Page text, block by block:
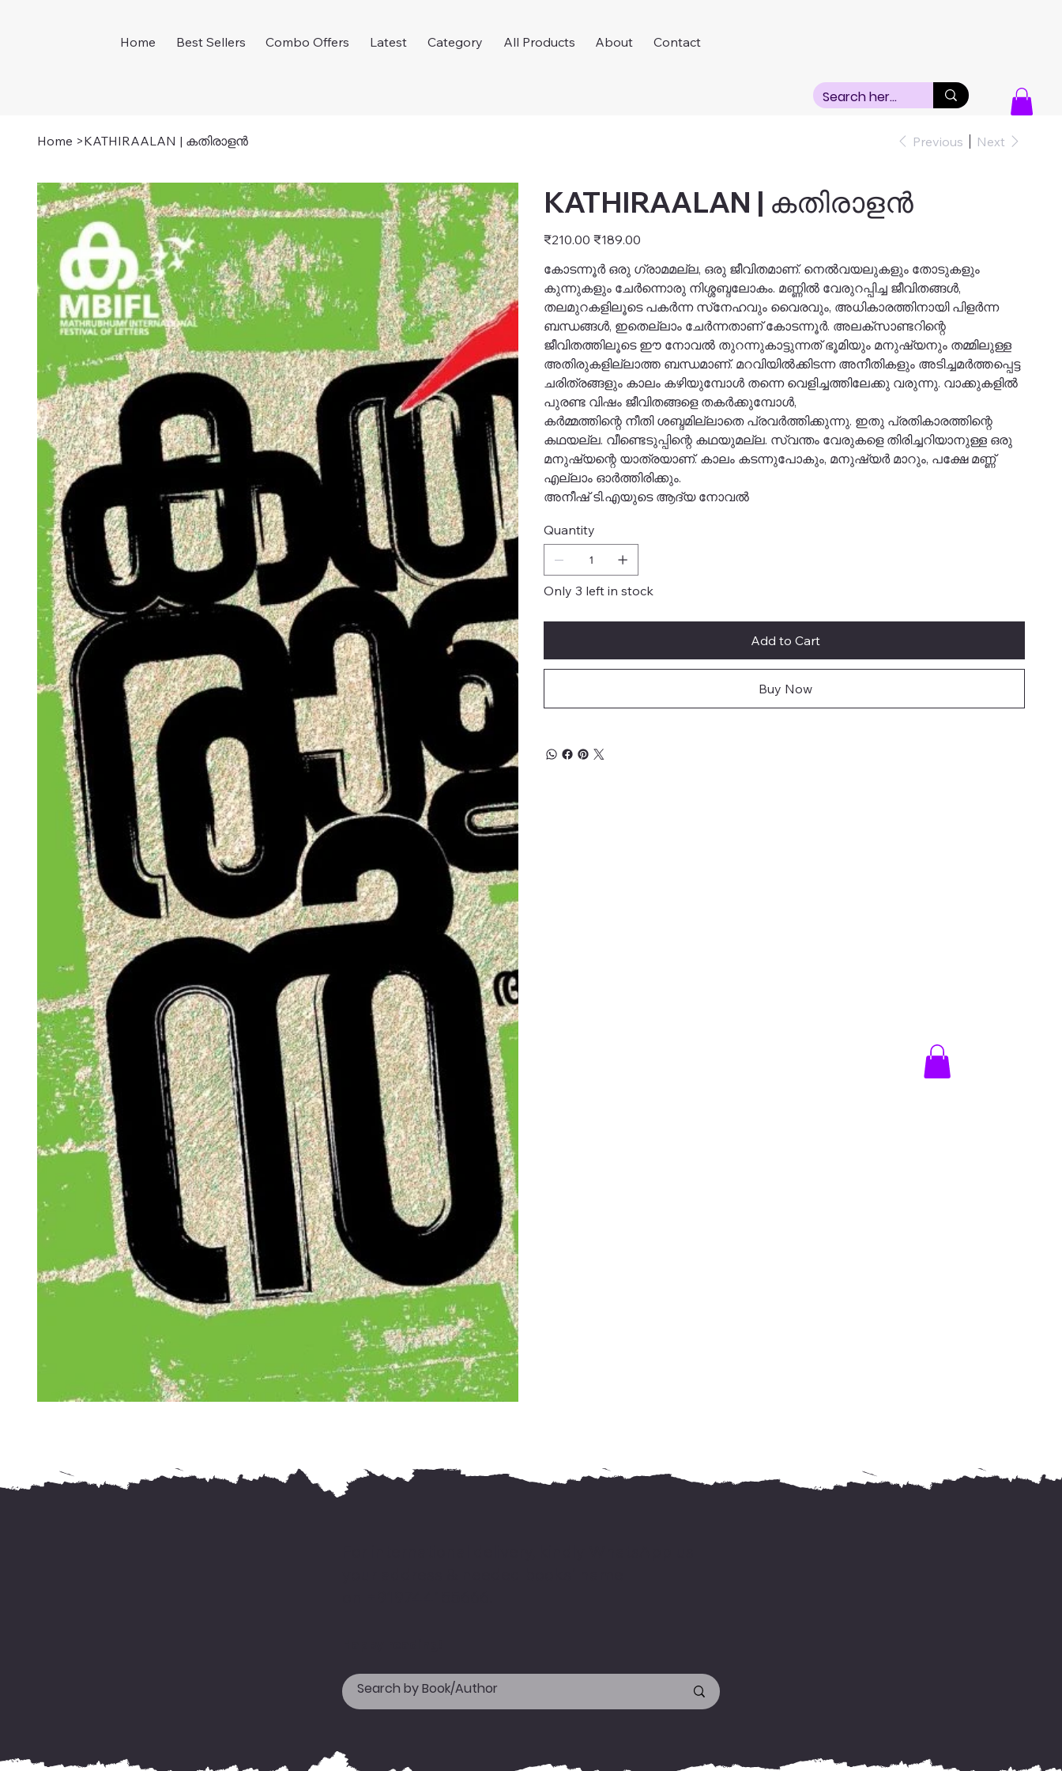
Home Best Sellers Combo Offers Latest Category All Products About Contact
Home >KATHIRAALAN | കതിരാളന്‍ Previous Next
KATHIRAALAN | കതിരാളന്‍
Original
price
₹210.00 Sale
price
₹189.00
കോടന്നൂര്‍ ഒരു ഗ്രാമമല്ല, ഒരു ജീവിതമാണ്. നെല്‍വയലുകളും തോടുകളും
കുന്നുകളും ചേര്‍ന്നൊരു നിശ്ശബ്ദലോകം. മണ്ണില്‍ വേരുറപ്പിച്ച ജീവിതങ്ങള്‍,
തലമുറകളിലൂടെ പകര്‍ന്ന സ്‌നേഹവും വൈരവും, അധികാരത്തിനായി പിളര്‍ന്ന
ബന്ധങ്ങള്‍, ഇതെല്ലാം ചേര്‍ന്നതാണ് കോടന്നൂര്‍. അലക്സാണ്ടറിന്റെ
ജീവിതത്തിലൂടെ ഈ നോവല്‍ തുറന്നുകാട്ടുന്നത് ഭൂമിയും മനുഷ്യനും തമ്മിലുള്ള
അതിരുകളില്ലാത്ത ബന്ധമാണ്. മറവിയില്‍ക്കിടന്ന അനീതികളും അടിച്ചമര്‍ത്തപ്പെട്ട
ചരിത്രങ്ങളും കാലം കഴിയുമ്പോള്‍ തന്നെ വെളിച്ചത്തിലേക്കു വരുന്നു. വാക്കുകളില്‍
പുരണ്ട വിഷം ജീവിതങ്ങളെ തകര്‍ക്കുമ്പോള്‍,
കര്‍മ്മത്തിന്റെ നീതി ശബ്ദമില്ലാതെ പ്രവര്‍ത്തിക്കുന്നു. ഇതു പ്രതികാരത്തിന്റെ
കഥയല്ല. വീണ്ടെടുപ്പിന്റെ കഥയുമല്ല. സ്വന്തം വേരുകളെ തിരിച്ചറിയാനുള്ള ഒരു
മനുഷ്യന്റെ യാത്രയാണ്. കാലം കടന്നുപോകും, മനുഷ്യര്‍ മാറും, പക്ഷേ മണ്ണ്
എല്ലാം ഓര്‍ത്തിരിക്കും.
അനീഷ് ടി.എയുടെ ആദ്യ നോവല്‍
Quantity
Only 3 left in stock
Add to Cart
Buy Now